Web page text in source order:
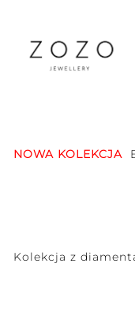
NOWA KOLEKCJA
Kolekcja z